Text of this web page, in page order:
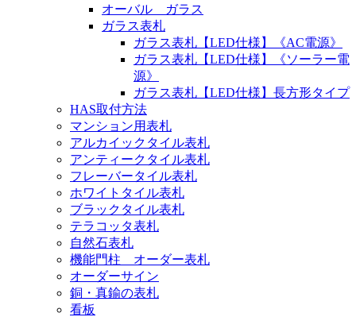
オーバル ガラス
ガラス表札
ガラス表札【LED仕様】《AC電源》
ガラス表札【LED仕様】《ソーラー電
源》
ガラス表札【LED仕様】長方形タイプ
HAS取付方法
マンション用表札
アルカイックタイル表札
アンティークタイル表札
フレーバータイル表札
ホワイトタイル表札
ブラックタイル表札
テラコッタ表札
自然石表札
機能門柱 オーダー表札
オーダーサイン
銅・真鍮の表札
看板